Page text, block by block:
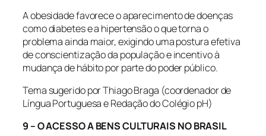
A obesidade favorece o aparecimento de doenças
como diabetes e a hipertensão o que torna o
problema ainda maior, exigindo uma postura efetiva
de conscientização da população e incentivo à
mudança de hábito por parte do poder público.
Tema sugerido por Thiago Braga (coordenador de
Língua Portuguesa e Redação do Colégio pH)
9 – O ACESSO A BENS CULTURAIS NO BRASIL